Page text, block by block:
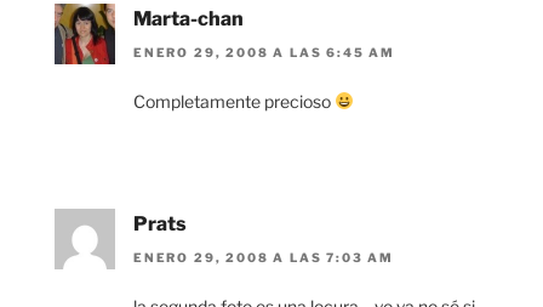
Marta-chan
ENERO 29, 2008 A LAS 6:45 AM
Completamente precioso
Prats
ENERO 29, 2008 A LAS 7:03 AM